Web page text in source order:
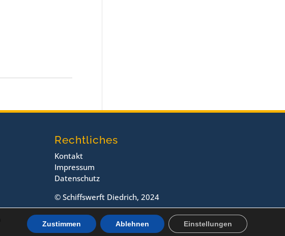
Rechtliches
Kontakt
Impressum
Datenschutz
© Schiffswerft Diedrich, 2024
Zustimmen Ablehnen Einstellungen